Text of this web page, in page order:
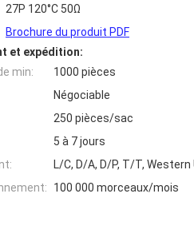
27P 120°C 50Ω
Brochure du produit PDF
et expédition:
min:
1000 pièces
Négociable
250 pièces/sac
5 à 7 jours
L/C, D/A, D/P, T/T, Western
100 000 morceaux/mois